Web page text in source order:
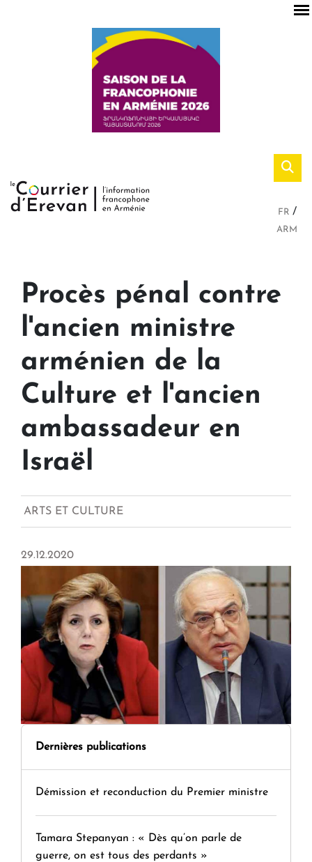
FR
ARM
Procès pénal contre
l'ancien ministre
arménien de la
Culture et l'ancien
ambassadeur en
Israël
ARTS ET CULTURE
29.12.2020
Dernières publications
Démission et reconduction du Premier ministre
Tamara Stepanyan : « Dès qu’on parle de
guerre, on est tous des perdants »